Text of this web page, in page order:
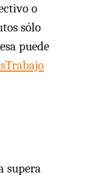
o
sólo
puede
supera